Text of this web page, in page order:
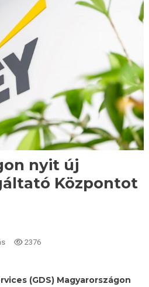
nyit új
Központot
2376
(GDS) Magyarországon